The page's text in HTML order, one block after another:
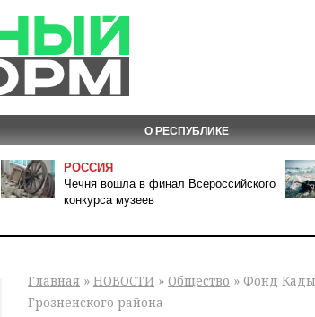
О РЕСПУБЛИКЕ
РОССИЯ
Чечня вошла в финал Всероссийского
конкурса музеев
Главная » НОВОСТИ » Общество » Фонд
Грозненского района